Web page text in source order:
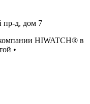
пр-д, дом 7
HIWATCH® в
•